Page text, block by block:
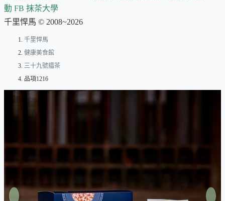
動 FB 抹茶大學
千里悍馬 © 2008~2026
千里悍馬
健康美食館
三十九號擂茶
品項1216